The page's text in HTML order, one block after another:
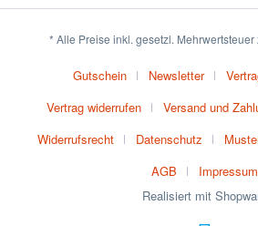
* Alle Preise inkl. gesetzl. Mehrwertsteuer
Gutschein Newsletter
Vertrag widerrufen
Versand und
Widerrufsrecht
Datenschutz
AGB
Impressum
Realisiert mit